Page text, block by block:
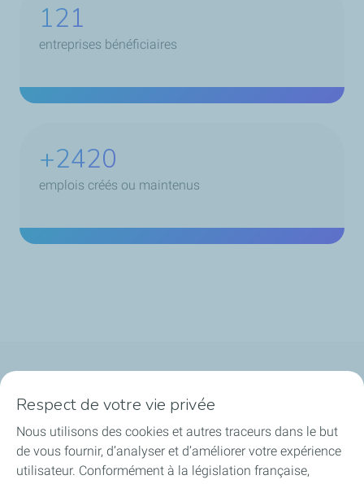
163
entreprises bénéficiaires
+3260
emplois créés ou maintenus
Notre ancrage territorial
Financer les entreprises
Respect de votre vie privée
Nous utilisons des cookies et autres traceurs dans le but
de vous fournir, d’analyser et d’améliorer votre expérience
utilisateur. Conformément à la législation française,